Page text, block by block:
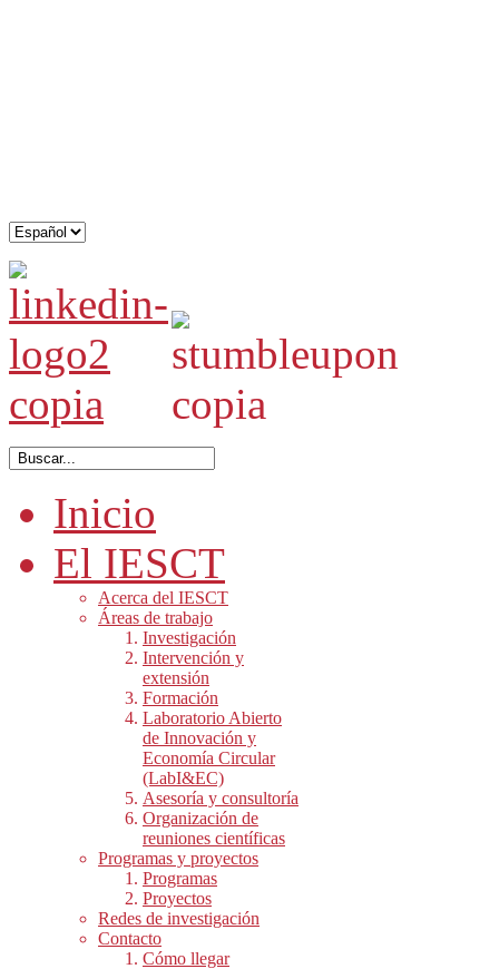
Inicio
El IESCT
Acerca del IESCT
Áreas de trabajo
Investigación
Intervención y
extensión
Formación
Laboratorio Abierto
de Innovación y
Economía Circular
(LabI&EC)
Asesoría y consultoría
Organización de
reuniones científicas
Programas y proyectos
Programas
Proyectos
Redes de investigación
Contacto
Cómo llegar